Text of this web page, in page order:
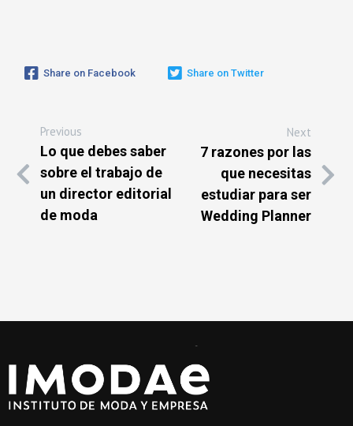
Share on Facebook Share on Twitter
Previous
Lo que debes saber
sobre el trabajo de
un director editorial
de moda
Next
7 razones por las
que necesitas
estudiar para ser
Wedding Planner